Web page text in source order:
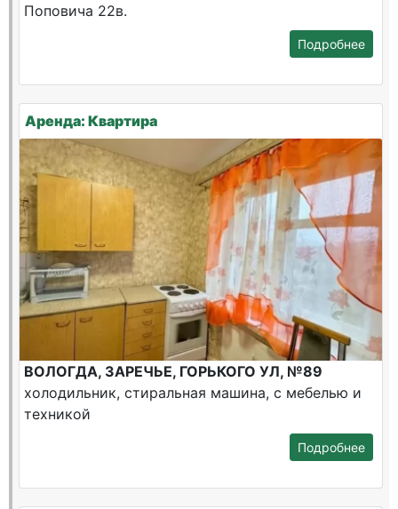
Поповича 22в.
Подробнее
Аренда: Квартира
ВОЛОГДА, ЗАРЕЧЬЕ, ГОРЬКОГО УЛ, №89
холодильник, стиральная машина, с мебелью и
техникой
Подробнее